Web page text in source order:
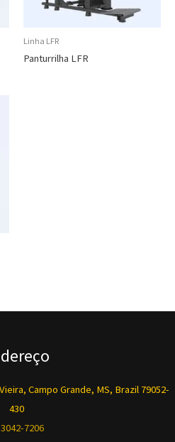
Linha LFR
Panturrilha LFR
Campo Grande, MS, Brazil 79052-
430
7206